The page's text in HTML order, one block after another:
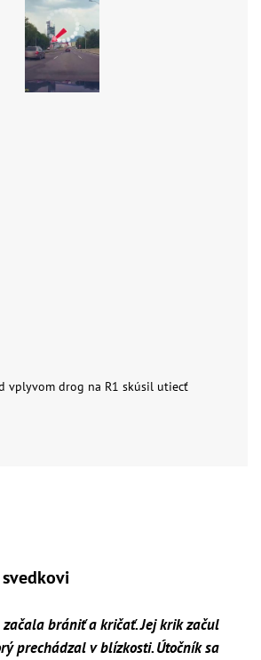
vplyvom drog na R1 skúsil utiecť
začala brániť a kričať. Jej krik začul
prechádzal v blízkosti. Útočník sa